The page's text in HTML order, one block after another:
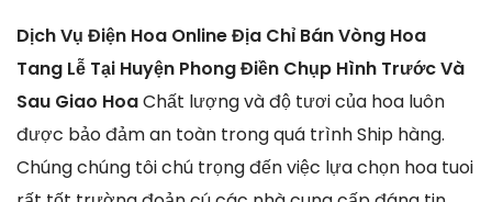
Dịch Vụ Điện Hoa Online Địa Chỉ Bán Vòng Hoa
Tang Lễ Tại Huyện Phong Điền Chụp Hình Trước Và
Sau Giao HoaChất lượng và độ tươi của hoa luôn
được bảo đảm an toàn trong quá trình Ship hàng.
Chúng chúng tôi chú trọng đến việc lựa chọn hoa tuoi